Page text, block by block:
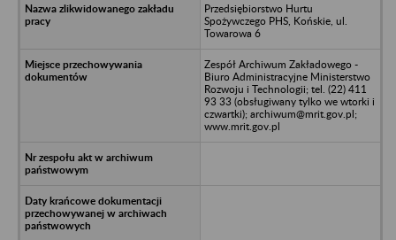
Przedsiębiorstwo Hurtu
Spożywczego PHS, Końskie, ul.
Towarowa 6
Zespół Archiwum Zakładowego -
Biuro Administracyjne Ministerstwo
Rozwoju i Technologii; tel. (22) 411
93 33 (obsługiwany tylko we wtorki i
czwartki); archiwum@mrit.gov.pl;
www.mrit.gov.pl